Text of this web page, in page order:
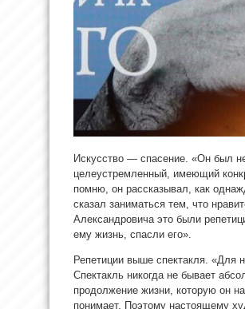
Искусство — спасение. «Он был
целеустремленный, имеющий
помню, он рассказывал, как
сказал заниматься тем, что
Александровича это были
ему жизнь, спасли его».
Репетиции выше спектакля. «Для
Спектакль никогда не бывает
продолжение жизни, которую он
понимает. Поэтому настоящему